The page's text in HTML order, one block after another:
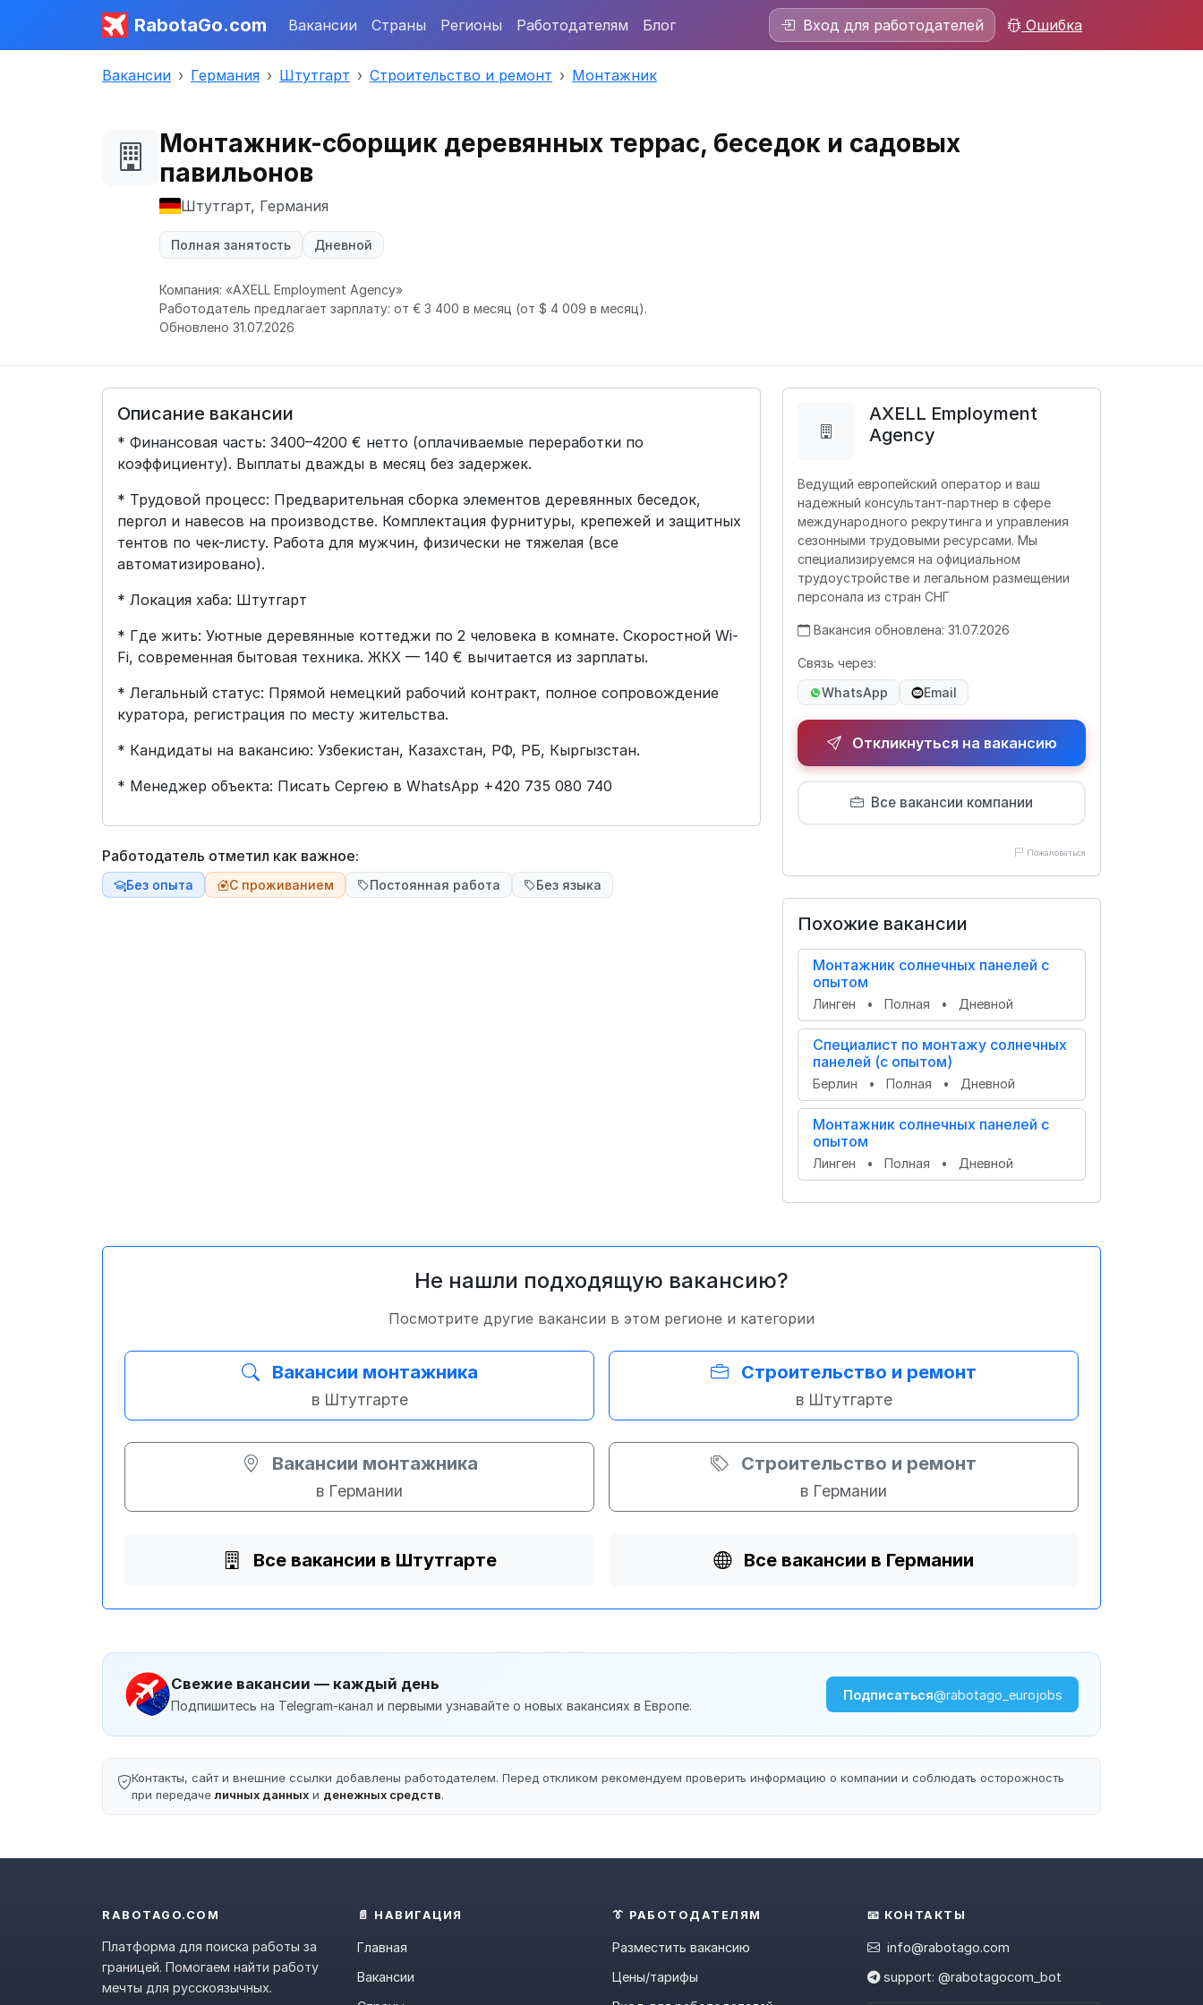
RabotaGo.com Вакансии Страны Регионы Работодателям Блог Вход для работодателей Ошибка
Вакансии Германия Штутгарт Строительство и ремонт Монтажник
Монтажник-сборщик деревянных террас, беседок и садовых
павильонов
Штутгарт, Германия
Полная занятость Дневной
Компания: «AXELL Employment Agency»
Работодатель предлагает зарплату: от € 3 400 в месяц (от $ 4 009 в месяц).
Обновлено 31.07.2026
Описание вакансии
* Финансовая часть: 3400–4200 € нетто (оплачиваемые переработки по
коэффициенту). Выплаты дважды в месяц без задержек.
* Трудовой процесс: Предварительная сборка элементов деревянных беседок,
пергол и навесов на производстве. Комплектация фурнитуры, крепежей и защитных
тентов по чек-листу. Работа для мужчин, физически не тяжелая (все
автоматизировано).
* Локация хаба: Штутгарт
* Где жить: Уютные деревянные коттеджи по 2 человека в комнате. Скоростной Wi-
Fi, современная бытовая техника. ЖКХ — 140 € вычитается из зарплаты.
* Легальный статус: Прямой немецкий рабочий контракт, полное сопровождение
куратора, регистрация по месту жительства.
* Кандидаты на вакансию: Узбекистан, Казахстан, РФ, РБ, Кыргызстан.
* Менеджер объекта: Писать Сергею в WhatsApp +420 735 080 740
Работодатель отметил как важное:
Без опыта С проживанием Постоянная работа Без языка
AXELL Employment
Agency
Ведущий европейский оператор и ваш
надежный консультант-партнер в сфере
международного рекрутинга и управления
сезонными трудовыми ресурсами. Мы
специализируемся на официальном
трудоустройстве и легальном размещении
персонала из стран СНГ
Вакансия обновлена: 31.07.2026
Связь через:
WhatsApp
Email
Откликнуться на вакансию
Все вакансии компании
Пожаловаться
Похожие вакансии
Монтажник солнечных панелей с
опытом
Линген • Полная • Дневной
Специалист по монтажу солнечных
панелей (с опытом)
Берлин • Полная • Дневной
Монтажник солнечных панелей с
опытом
Линген • Полная • Дневной
Не нашли подходящую вакансию?
Посмотрите другие вакансии в этом регионе и категории
Вакансии монтажника
в Штутгарте
Строительство и ремонт
в Штутгарте
Вакансии монтажника
в Германии
Строительство и ремонт
в Германии
Все вакансии в Штутгарте Все вакансии в Германии
Свежие вакансии — каждый день
Подпишитесь на Telegram-канал и первыми узнавайте о новых вакансиях в Европе.
Подписаться@rabotago_eurojobs
Контакты, сайт и внешние ссылки добавлены работодателем. Перед откликом рекомендуем проверить информацию о компании и соблюдать осторожность
при передачеличных данных и денежных средств.
RABOTAGO.COM
Платформа для поиска работы за
границей. Помогаем найти работу
мечты для русскоязычных.
📄 НАВИГАЦИЯ
Главная
Вакансии
👔 РАБОТОДАТЕЛЯМ
Разместить вакансию
Цены/тарифы
📧 КОНТАКТЫ
info@rabotago.com
support: @rabotagocom_bot